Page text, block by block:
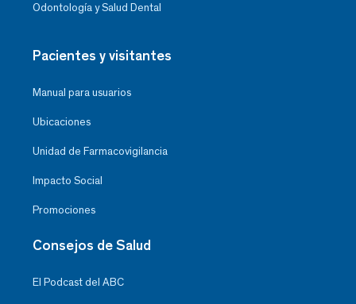
Odontología y Salud Dental
Pacientes y visitantes
Manual para usuarios
Ubicaciones
Unidad de Farmacovigilancia
Impacto Social
Promociones
Consejos de Salud
El Podcast del ABC